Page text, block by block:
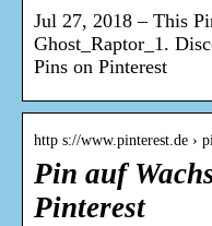
Jul 27, 2018 – This
Ghost_Raptor_1.
Pins on Pinterest
http s://www.pinterest.de ›
Pin auf
Pinterest